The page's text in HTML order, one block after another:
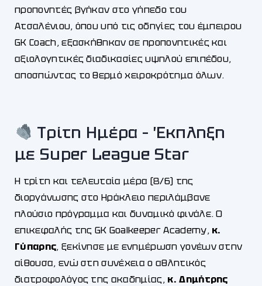
προπονητές βγήκαν στο γήπεδο του
Ατσαλένιου, όπου υπό τις οδηγίες του έμπειρου
GK Coach, εξασκήθηκαν σε προπονητικές και
αξιολογητικές διαδικασίες υψηλού επιπέδου,
αποσπώντας το θερμό χειροκρότημα όλων.
Τρίτη Ημέρα – Έκπληξη
με Super League Star
Η τρίτη και τελευταία μέρα (8/6) της
διοργάνωσης στο Ηράκλειο περιλάμβανε
πλούσιο πρόγραμμα και δυναμικό φινάλε. Ο
επικεφαλής της GK Goalkeeper Academy, κ.
Γύπαρης, ξεκίνησε με ενημέρωση γονέων στην
αίθουσα, ενώ στη συνέχεια ο αθλητικός
διατροφολόγος της ακαδημίας, κ. Δημήτρης